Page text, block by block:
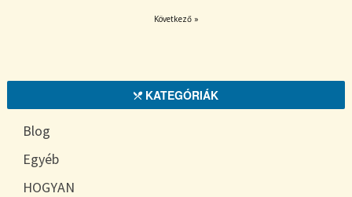
Következő »
KATEGÓRIÁK
Blog
Egyéb
HOGYAN